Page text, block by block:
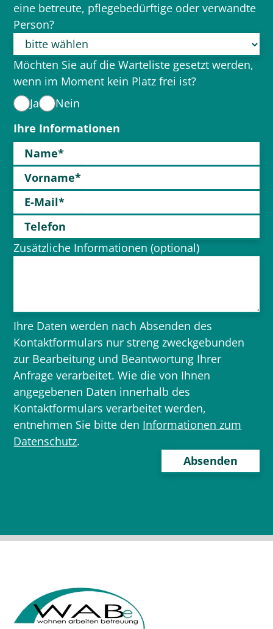
eine betreute, pflegebedürftige oder verwandte
Person?
Möchten Sie auf die Warteliste gesetzt werden,
wenn im Moment kein Platz frei ist?
Ja
Nein
Ihre Informationen
Name*
Vorname*
E-Mail*
Telefon
Zusätzliche Informationen (optional)
Ihre Daten werden nach Absenden des
Kontaktformulars nur streng zweckgebunden
zur Bearbeitung und Beantwortung Ihrer
Anfrage verarbeitet. Wie die von Ihnen
angegebenen Daten innerhalb des
Kontaktformulars verarbeitet werden,
entnehmen Sie bitte den Informationen zum
Datenschutz.